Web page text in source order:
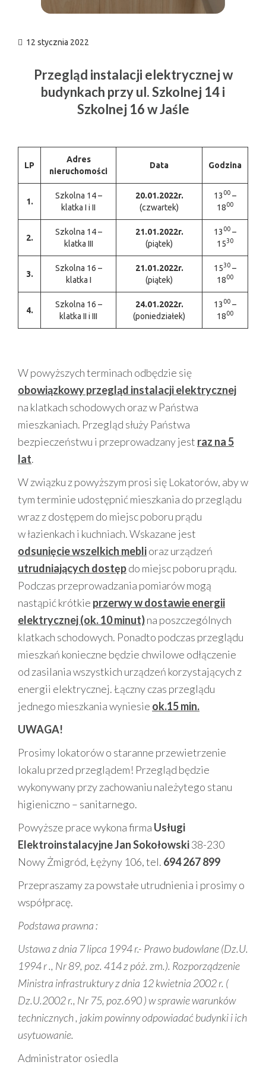
12 stycznia 2022
Przegląd instalacji elektrycznej w
budynkach przy ul. Szkolnej 14 i
Szkolnej 16 w Jaśle
LP
Adres
nieruchomości
Data Godzina
1.
Szkolna 14 –
klatka I i II
20.01.2022r.
(czwartek)
13 00 –
1800
2.
Szkolna 14 –
klatka III
21.01.2022r.
(piątek)
13 00 –
1530
3.
Szkolna 16 –
klatka I
21.01.2022r.
(piątek)
1530 –
1800
4.
Szkolna 16 –
klatka II i III
24.01.2022r.
(poniedziałek)
13 00 –
1800
W powyższych terminach odbędzie się
obowiązkowy przegląd instalacji elektrycznej
na klatkach schodowych oraz w Państwa
mieszkaniach. Przegląd służy Państwa
bezpieczeństwu i przeprowadzany jest raz na 5
lat.
W związku z powyższym prosi się Lokatorów, aby w
tym terminie udostępnić mieszkania do przeglądu
wraz z dostępem do miejsc poboru prądu
w łazienkach i kuchniach. Wskazane jest
odsunięcie wszelkich meblioraz urządzeń
utrudniających dostępdo miejsc poboru prądu.
Podczas przeprowadzania pomiarów mogą
nastąpić krótkie przerwy w dostawie energii
elektrycznej (ok. 10 minut)na poszczególnych
klatkach schodowych. Ponadto podczas przeglądu
mieszkań konieczne będzie chwilowe odłączenie
od zasilania wszystkich urządzeń korzystających z
energii elektrycznej. Łączny czas przeglądu
jednego mieszkania wyniesie ok.15 min.
UWAGA!
Prosimy lokatorów o staranne przewietrzenie
lokalu przed przeglądem! Przegląd będzie
wykonywany przy zachowaniu należytego stanu
higieniczno – sanitarnego.
Powyższe prace wykona firma Usługi
Elektroinstalacyjne Jan Sokołowski38-230
Nowy Żmigród, Łężyny 106, tel. 694 267 899
Przepraszamy za powstałe utrudnienia i prosimy o
współpracę.
Podstawa prawna :
Ustawa z dnia 7 lipca 1994 r.- Prawo budowlane (Dz.U.
1994 r ., Nr 89, poz. 414 z póż. zm.). Rozporządzenie
Ministra infrastruktury z dnia 12 kwietnia 2002 r. (
Dz.U.2002 r., Nr 75, poz.690 ) w sprawie warunków
technicznych , jakim powinny odpowiadać budynki i ich
usytuowanie.
Administrator osiedla